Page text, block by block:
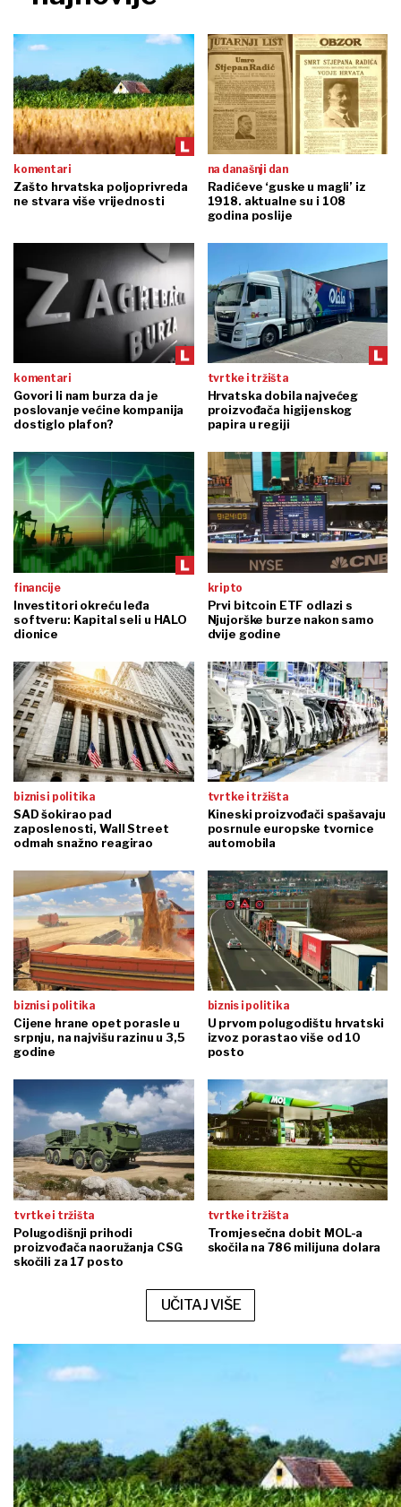
komentari
Zašto hrvatska poljoprivreda
ne stvara više vrijednosti
na današnji dan
Radićeve ‘guske u magli’ iz
1918. aktualne su i 108
godina poslije
komentari
Govori li nam burza da je
poslovanje većine kompanija
dostiglo plafon?
tvrtke i tržišta
Hrvatska dobila najvećeg
proizvođača higijenskog
papira u regiji
financije
Investitori okreću leđa
softveru: Kapital seli u HALO
dionice
kripto
Prvi bitcoin ETF odlazi s
Njujorške burze nakon samo
dvije godine
biznis i politika
SAD šokirao pad
zaposlenosti, Wall Street
odmah snažno reagirao
tvrtke i tržišta
Kineski proizvođači spašavaju
posrnule europske tvornice
automobila
biznis i politika
Cijene hrane opet porasle u
srpnju, na najvišu razinu u 3,5
godine
biznis i politika
U prvom polugodištu hrvatski
izvoz porastao više od 10
posto
tvrtke i tržišta
Polugodišnji prihodi
proizvođača naoružanja CSG
skočili za 17 posto
tvrtke i tržišta
Tromjesečna dobit MOL-a
skočila na 786 milijuna dolara
UČITAJ VIŠE